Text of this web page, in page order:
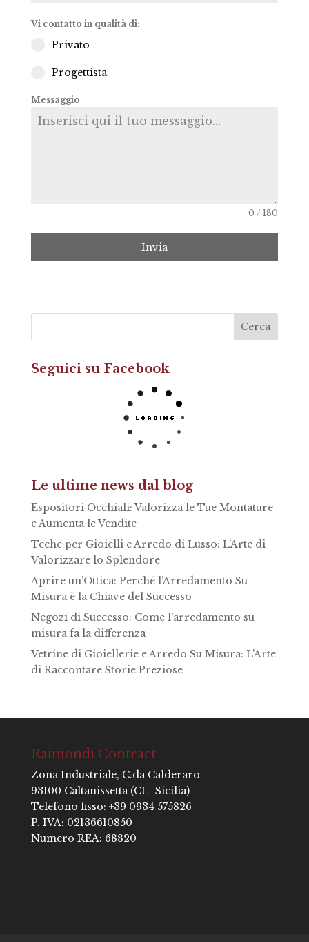
Vi contatto in qualità di:
Privato
Progettista
Messaggio
0 / 180
Invia
Seguici su Facebook
Le ultime news dal blog
Espositori Occhiali: Valorizza le Tue Montature
e Aumenta le Vendite
Teche per Gioielli e Arredo di Lusso: L’Arte di
Valorizzare lo Splendore
Aprire un’Ottica: Perché l’Arredamento Su
Misura è la Chiave del Successo
Negozi di Successo: Come l’arredamento su
misura fa la differenza
Vetrine di Gioiellerie e Arredo Su Misura: L’Arte
di Raccontare Storie Preziose
Raimondi Contract
Zona Industriale, C.da Calderaro
93100 Caltanissetta (CL- Sicilia)
Telefono fisso: +39 0934 575826
P. IVA: 02136610850
Numero REA: 68820